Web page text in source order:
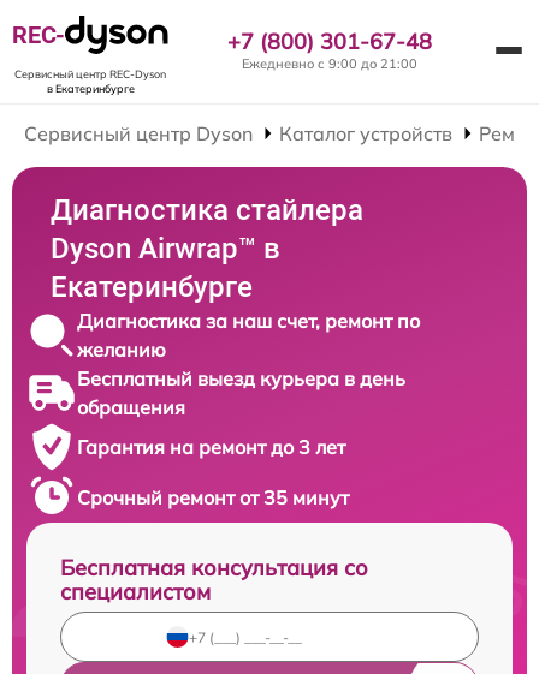
REC-
Сервисный центр REC-Dyson
в Екатеринбурге
+7 (800) 301-67-48
Ежедневно с 9:00 до 21:00
Сервисный центр Dyson Каталог устройств
Диагностика стайлера
Dyson Airwrap™ в
Екатеринбурге
Диагностика за наш счет, ремонт по
желанию
Бесплатный выезд курьера в день
обращения
Гарантия на ремонт до 3 лет
Срочный ремонт от 35 минут
Бесплатная консультация со
специалистом